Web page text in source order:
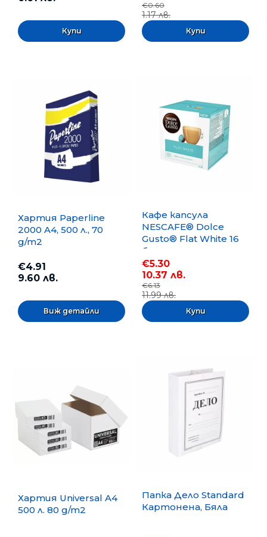
€0.60
1.17 лв.
Хартия Paperline
2000 A4, 500 л., 70
g/m2
€4.91
9.60 лв.
Виж детайли
Кафе капсула
NESCAFE® Dolce
Gusto® Flat White 16
бр.
€5.30
10.37 лв.
€6.13
11.99 лв.
Хартия Universal A4
500 л. 80 g/m2
Папка Дело Standard
Картонена, Бяла